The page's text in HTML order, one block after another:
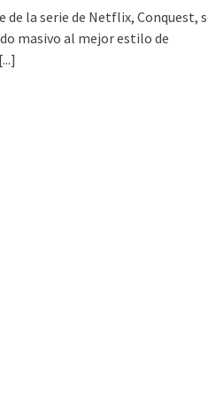
de la serie de Netflix, Conquest,
masivo al mejor estilo de
[...]